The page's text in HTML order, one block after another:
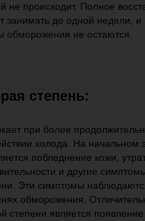
не происходит. Полное
занимать до одной недели, и
обморожения не остаются.
степень:
при более
холода. На начальном
побледнение кожи,
и другие
Эти симптомы
обморожения.
степени является